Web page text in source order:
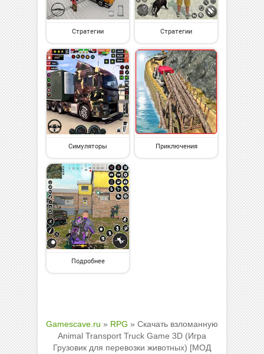
Стратегии Стратегии
Симуляторы Приключения
Подробнее
Gamescave.ru » RPG » Скачать взломанную
Animal Transport Truck Game 3D (Игра
Грузовик для перевозки животных) [МОД